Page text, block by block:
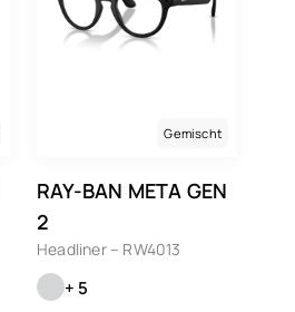
Gemischt
RAY-BAN META GEN
2
Headliner – RW4013
+ 5